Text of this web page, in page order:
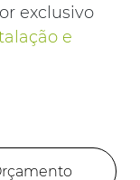
exclusivo
e